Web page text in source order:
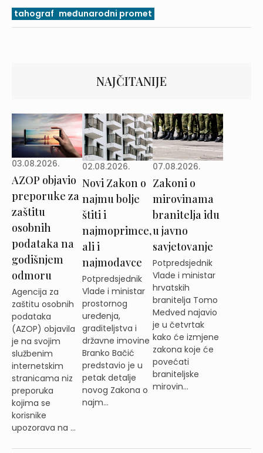
tahograf međunarodni promet
NAJČITANIJE
03.08.2026.
AZOP objavio
preporuke za
zaštitu
osobnih
podataka na
godišnjem
odmoru
Agencija za
zaštitu osobnih
podataka
(AZOP) objavila
je na svojim
službenim
internetskim
stranicama niz
preporuka
kojima se
korisnike
upozorava na ...
02.08.2026.
Novi Zakon o
najmu bolje
štiti i
najmoprimce,
ali i
najmodavce
Potpredsjednik
Vlade i ministar
prostornog
uređenja,
graditeljstva i
državne imovine
Branko Bačić
predstavio je u
petak detalje
novog Zakona o
najm...
07.08.2026.
Zakoni o
mirovinama
branitelja idu
u javno
savjetovanje
Potpredsjednik
Vlade i ministar
hrvatskih
branitelja Tomo
Medved najavio
je u četvrtak
kako će izmjene
zakona koje će
povećati
braniteljske
mirovin...